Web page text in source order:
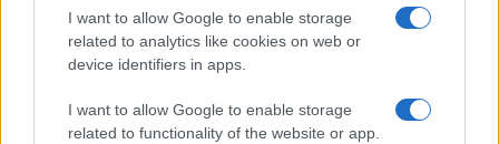
I want to allow Google to enable storage
related to analytics like cookies on web or
device identifiers in apps.
I want to allow Google to enable storage
related to functionality of the website or app.
počitniški kino
Freestyle navdušuje s poletno
Vlom v hišo pri Slovenj Gradcu,